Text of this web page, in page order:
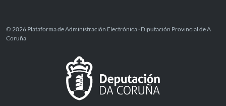
© 2026 Plataforma de Administración Electrónica · Diputación Provincial de A
Coruña